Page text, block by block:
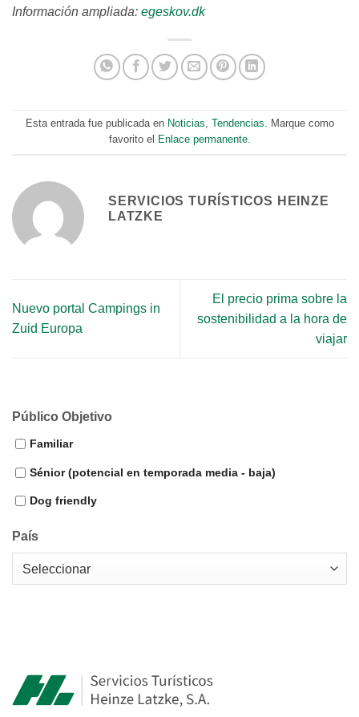
Información ampliada: egeskov.dk
Esta entrada fue publicada en Noticias, Tendencias. Marque como
favorito el Enlace permanente.
SERVICIOS TURÍSTICOS HEINZE
LATZKE
Nuevo portal Campings in
Zuid Europa
El precio prima sobre la
sostenibilidad a la hora de
viajar
Público Objetivo
Familiar
Sénior (potencial en temporada media - baja)
Dog friendly
País